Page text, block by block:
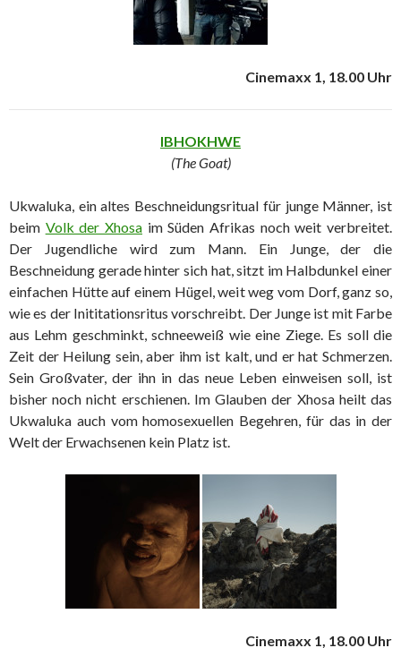
Cinemaxx 1, 18.00 Uhr
IBHOKHWE
(The Goat)
Ukwaluka, ein altes Beschneidungsritual für junge Männer, ist
beim Volk der Xhosa im Süden Afrikas noch weit verbreitet.
Der Jugendliche wird zum Mann. Ein Junge, der die
Beschneidung gerade hinter sich hat, sitzt im Halbdunkel einer
einfachen Hütte auf einem Hügel, weit weg vom Dorf, ganz so,
wie es der Inititationsritus vorschreibt. Der Junge ist mit Farbe
aus Lehm geschminkt, schneeweiß wie eine Ziege. Es soll die
Zeit der Heilung sein, aber ihm ist kalt, und er hat Schmerzen.
Sein Großvater, der ihn in das neue Leben einweisen soll, ist
bisher noch nicht erschienen. Im Glauben der Xhosa heilt das
Ukwaluka auch vom homosexuellen Begehren, für das in der
Welt der Erwachsenen kein Platz ist.
Cinemaxx 1, 18.00 Uhr